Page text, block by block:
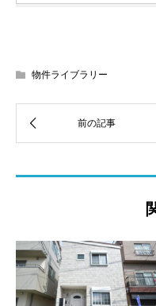
物件ライブラリー